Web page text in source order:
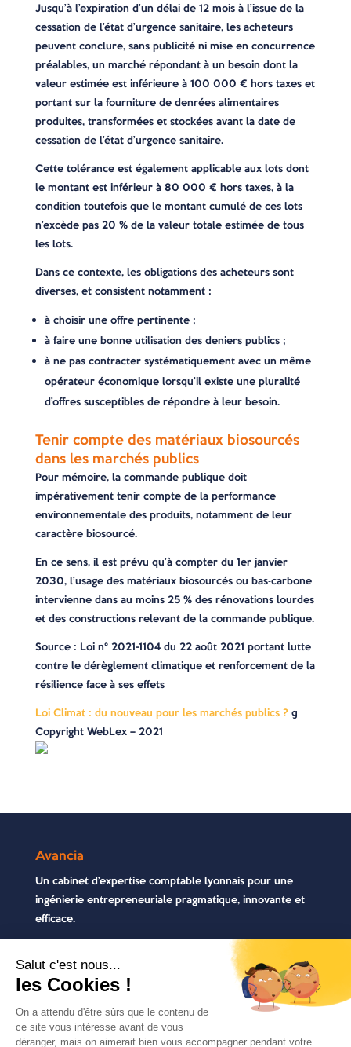
Jusqu’à l’expiration d’un délai de 12 mois à l’issue de la
cessation de l’état d’urgence sanitaire, les acheteurs
peuvent conclure, sans publicité ni mise en concurrence
préalables, un marché répondant à un besoin dont la
valeur estimée est inférieure à 100 000 € hors taxes et
portant sur la fourniture de denrées alimentaires
produites, transformées et stockées avant la date de
cessation de l’état d’urgence sanitaire.
Cette tolérance est également applicable aux lots dont
le montant est inférieur à 80 000 € hors taxes, à la
condition toutefois que le montant cumulé de ces lots
n’excède pas 20 % de la valeur totale estimée de tous
les lots.
Dans ce contexte, les obligations des acheteurs sont
diverses, et consistent notamment :
à choisir une offre pertinente ;
à faire une bonne utilisation des deniers publics ;
à ne pas contracter systématiquement avec un même
opérateur économique lorsqu’il existe une pluralité
d’offres susceptibles de répondre à leur besoin.
Tenir compte des matériaux biosourcés
dans les marchés publics
Pour mémoire, la commande publique doit
impérativement tenir compte de la performance
environnementale des produits, notamment de leur
caractère biosourcé.
En ce sens, il est prévu qu’à compter du 1er janvier
2030, l’usage des matériaux biosourcés ou bas‑carbone
intervienne dans au moins 25 % des rénovations lourdes
et des constructions relevant de la commande publique.
Source : Loi n° 2021-1104 du 22 août 2021 portant lutte
contre le dérèglement climatique et renforcement de la
résilience face à ses effets
Loi Climat : du nouveau pour les marchés publics ?©
Copyright WebLex – 2021
Avancia
Un cabinet d’expertise comptable lyonnais pour une
ingénierie entrepreneuriale pragmatique, innovante et
efficace.
Contactez-nous
04 72 71 54 72
30, rue Pré Gaudry, 69007 Lyon